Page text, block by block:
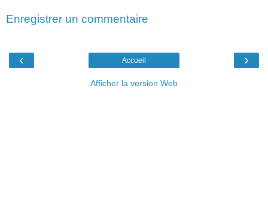
Enregistrer un commentaire
‹ ›
Accueil
Afficher la version Web